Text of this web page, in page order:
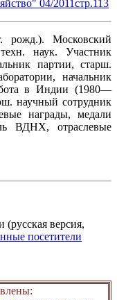
04/2011стр.113
рожд.). Московский
наук. Участник
партии, старш.
начальник
в Индии (1980—
научный сотрудник
награды, медали
ВДНХ, отраслевые
(русская версия,
посетители